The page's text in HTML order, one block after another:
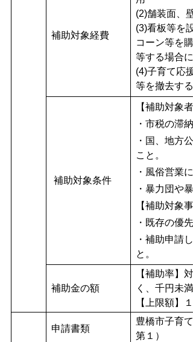
補助対象経費
(2)舗装面、
(3)看板等を
コーン等を
等する場合
(4)子育て応
等を撤去す
補助対象条件
【補助対象者
・市税の滞
・国、地方
こと。
・風俗営業
・暴力団や
【補助対象事
・既存の優
・補助申請
と。
補助金の額
【補助率】
く、千円未
【上限額】
申請書類
豊橋市子育
第１）